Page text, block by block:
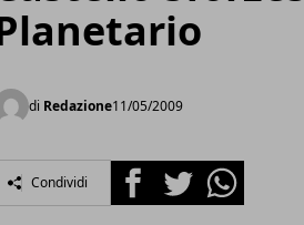
di Redazione11/05/2009
Condividi FacebookTwitterWhatsapp